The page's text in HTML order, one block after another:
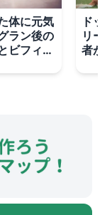
体に元気
ラン後の
ビフィズ
ドッ
リー
者が